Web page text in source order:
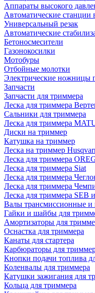
Аппараты высокого
Автоматические станции
Универсальный резак
Автоматические
Бетоносмесители
Газонокосилки
Мотобуры
Отбойные молотки
Электрические ножницы
Запчасти
Запчасти для триммера
Леска для триммера
Сальники для триммера
Леска для триммера
Диски на триммер
Катушка на триммер
Леска на триммер
Леска для триммера
Леска для триммера Siat
Леска для триммера
Леска для триммера
Леска для триммера SEB
Валы трансмиссионные и
Гайки и шайбы для
Амортизаторы для
Оснастка для триммера
Канаты для стартера
Карбюраторы для
Кнопки подачи топлива
Коленвалы для триммера
Катушки зажигания для
Кольца для триммера